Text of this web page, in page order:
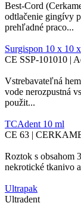
Best‑Cord
odtlačenie gingívy
prehľadné praco...
Surgispon 10 x 10
CE SSP-101010 |
Vstrebavateľná
vode nerozpustná
použit...
TCAdent 10 ml
CE 63 |
Roztok s obsahom
nekrotické tkanivo
Ultrapak
Ultradent